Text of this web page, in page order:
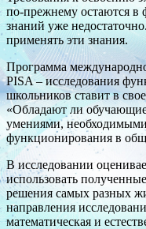
по-прежнему остаются в
знаний уже
применять эти знания.
Программа
PISA – исследования
школьников ставит в
«Обладают ли
умениями,
функционирования в
В исследовании
использовать
решения самых разных
направления
математическая и